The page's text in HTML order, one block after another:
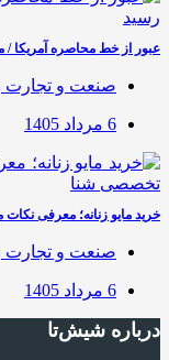
عبور از خط محاصره آمریکا /
صنعت و تجارت
6 مرداد 1405
خرید مایو زنانه؛ معرفی
صنعت و تجارت
6 مرداد 1405
درباره شیش‌تا